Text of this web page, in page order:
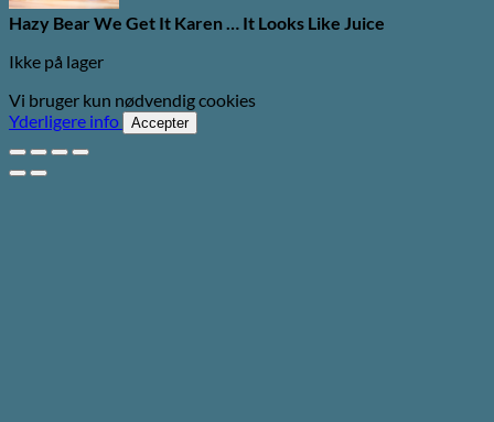
Hazy Bear We Get It Karen … It Looks Like Juice
Ikke på lager
Vi bruger kun nødvendig cookies
Yderligere info
Accepter